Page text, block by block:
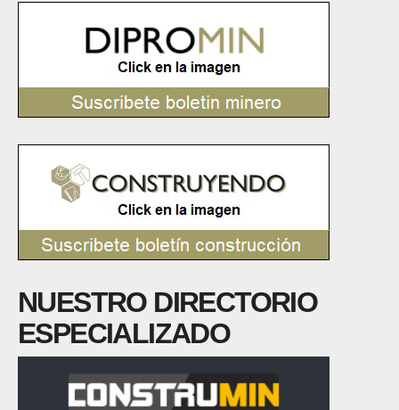
NUESTRO DIRECTORIO
ESPECIALIZADO